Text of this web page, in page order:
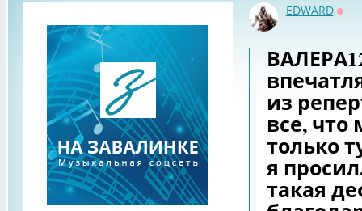
EDWARD
из
все,
только
я
такая